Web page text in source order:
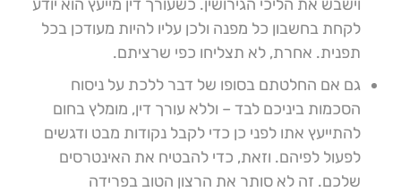
וישבש את הליכי הגירושין. כשעורך דין מייעץ הוא יודע
לקחת בחשבון כל מפנה ולכן עליו להיות מעודכן בכל
תפנית. אחרת, לא תצליחו כפי שרציתם.
גם אם החלטתם בסופו של דבר ללכת על ניסוח
הסכמות ביניכם לבד – וללא עורך דין, מומלץ בחום
להתייעץ אתו לפני כן כדי לקבל נקודות מבט ודגשים
לפעול לפיהם. וזאת, כדי להבטיח את האינטרסים
שלכם. זה לא סותר את הרצון הטוב בפרידה